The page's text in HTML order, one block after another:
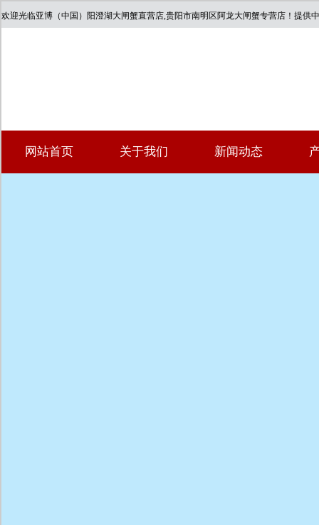
欢迎光临亚博（中国）阳澄湖大闸蟹直营店,贵阳市南明区阿龙大闸蟹专营店！提供
网站首页 关于我们 新闻动态